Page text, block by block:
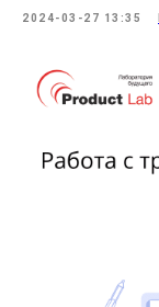
2024-03-27 13:35